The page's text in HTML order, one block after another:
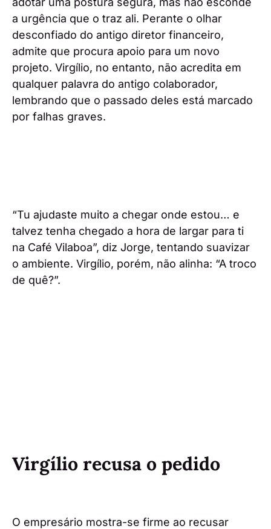
a urgência que o traz ali. Perante o olhar
desconfiado do antigo diretor financeiro,
admite que procura apoio para um novo
projeto. Virgílio, no entanto, não acredita em
qualquer palavra do antigo colaborador,
lembrando que o passado deles está marcado
por falhas graves.
“Tu ajudaste muito a chegar onde estou… e
talvez tenha chegado a hora de largar para ti
na Café Vilaboa”, diz Jorge, tentando suavizar
o ambiente. Virgílio, porém, não alinha: “A troco
de quê?”.
Virgílio recusa o pedido
O empresário mostra-se firme ao recusar